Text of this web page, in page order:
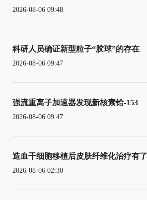
2026-08-06 09:48
科研人员确证新型粒子“胶球”的存在
2026-08-06 09:47
强流重离子加速器发现新核素铪-153
2026-08-06 09:47
造血干细胞移植后皮肤纤维化治疗有
2026-08-06 02:30